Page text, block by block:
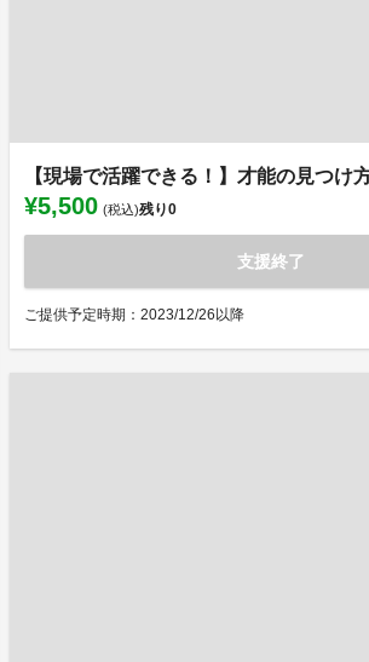
【現場で活躍できる！】才能の見つけ
¥5,500 (税込)残り0
支援終了
ご提供予定時期：2023/12/26以降